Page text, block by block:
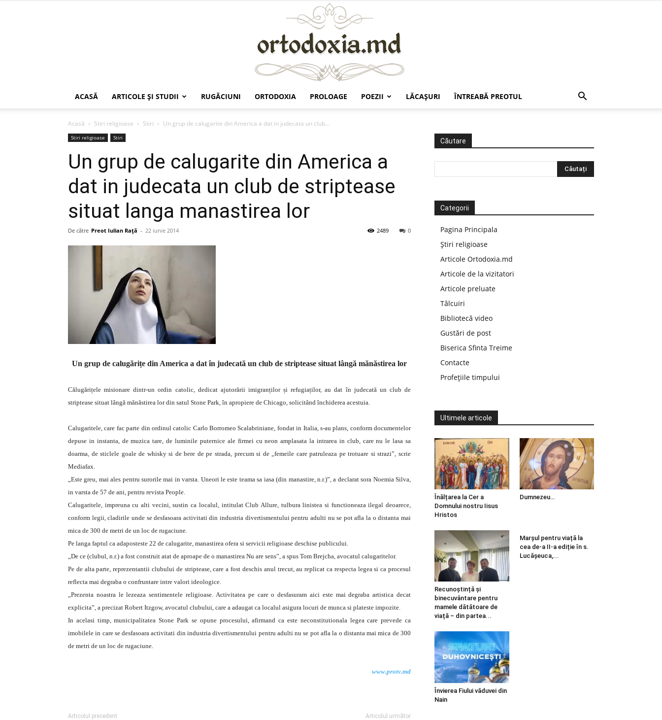
ACASĂ ARTICOLE ŞI STUDII RUGĂCIUNI ORTODOXIA PROLOAGE POEZII LĂCAŞURI ÎNTREABĂ PREOTUL
Acasă Stiri religioase Stiri Un grup de calugarite din America a dat in judecata un club...
Stiri religioase Stiri
Un grup de calugarite din America a
dat in judecata un club de striptease
situat langa manastirea lor
De către Preot Iulian Raţă - 22 iunie 2014 0
2489
Un grup de calugărițe din America a dat în judecată un club de striptease situat lângă mănăstirea lor
Călugărițele misionare dintr-un ordin catolic, dedicat ajutorării imigranților și refugiaților, au dat în judecată un club de
striptease situat lângă mănăstirea lor din satul Stone Park, în apropiere de Chicago, solicitând închiderea acestuia.
Calugaritele, care fac parte din ordinul catolic Carlo Borromeo Scalabriniane, fondat in Italia, s-au plans, conform documentelor
depuse in instanta, de muzica tare, de luminile puternice ale firmei cu neon amplasata la intrarea in club, care nu le lasa sa
doarma, de sticlele goale de whisky si de bere de pe strada, precum si de „femeile care patruleaza pe trotuare si strazi”, scrie
Mediafax.
„Este greu, mai ales pentru surorile mai in varsta. Uneori le este teama sa iasa (din manastire, n.r.)”, a declarat sora Noemia Silva,
in varsta de 57 de ani, pentru revista People.
Calugaritele, impreuna cu alti vecini, sustin ca localul, intitulat Club Allure, tulbura linistea si functioneaza ilegal deoarece,
conform legii, cladirile unde se desfasoara activitati din industria divertismentului pentru adulti nu se pot afla la o distanta mai
mica de 300 de metri de un loc de rugaciune.
Pe langa faptul ca adaposteste 22 de calugarite, manastirea ofera si servicii religioase deschise publicului.
„De ce (clubul, n.r.) a fost construit atat de aproape de o manastirea Nu are sens”, a spus Tom Brejcha, avocatul calugaritelor.
Pe de alta parte, reprezentantii clubului de striptease, care a fost deschis anul trecut, au replicat ca respecta legea si ca procesul
reflecta mai degraba o confruntare intre valori ideologice.
„Prezenta noastra le lezeaza sentimentele religioase. Activitatea pe care o desfasuram aici este mai degraba artistica decat
explicita”, a precizat Robert Itzgow, avocatul clubului, care a adaugat ca localul asigura locuri de munca si plateste impozite.
In acelasi timp, municipalitatea Stone Park se opune procesului, afirmand ca este neconstitutionala legea care prevede ca
imobilele in care se desfasoara activitati din industria divertismentului pentru adulti nu se pot afla la o distanta mai mica de 300
de metri de un loc de rugaciune.
www.protv.md
Articolul precedent Articolul următor
Căutare
Categorii
Pagina Principala
Știri religioase
Articole Ortodoxia.md
Articole de la vizitatori
Articole preluate
Tâlcuiri
Bibliotecă video
Gustări de post
Biserica Sfinta Treime
Contacte
Profețiile timpului
Ultimele articole
Înălțarea la Cer a
Domnului nostru Iisus
Hristos
Dumnezeu…
Recunoștință și
binecuvântare pentru
mamele dătătoare de
viață – din partea...
Marșul pentru viață la
cea de-a II-a ediție în s.
Lucășeuca,...
Învierea Fiului văduvei din
Nain